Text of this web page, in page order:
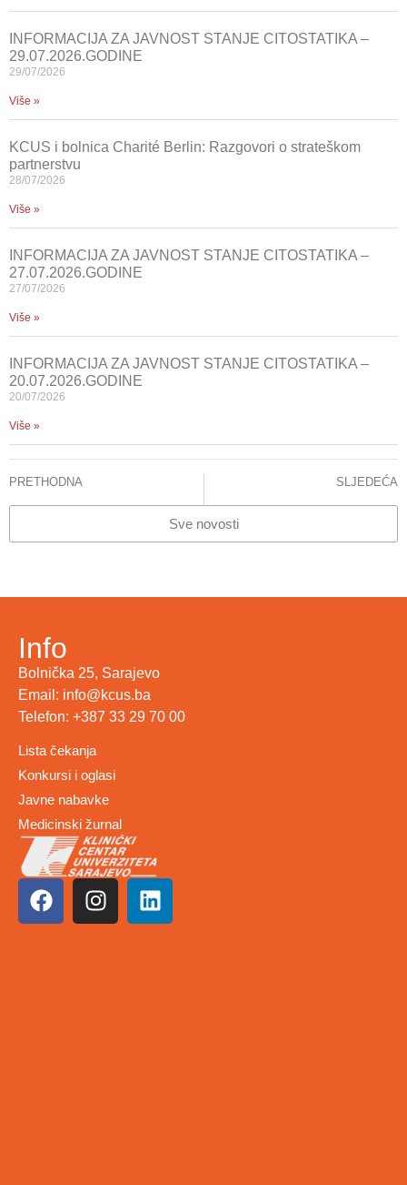
INFORMACIJA ZA JAVNOST STANJE CITOSTATIKA –
29.07.2026.GODINE
29/07/2026
Više »
KCUS i bolnica Charité Berlin: Razgovori o strateškom
partnerstvu
28/07/2026
Više »
INFORMACIJA ZA JAVNOST STANJE CITOSTATIKA –
27.07.2026.GODINE
27/07/2026
Više »
INFORMACIJA ZA JAVNOST STANJE CITOSTATIKA –
20.07.2026.GODINE
20/07/2026
Više »
PRETHODNA SLJEDEĆA
Sve novosti
Info
Bolnička 25, Sarajevo
Email: info@kcus.ba
Telefon: +387 33 29 70 00
Lista čekanja
Konkursi i oglasi
Javne nabavke
Medicinski žurnal